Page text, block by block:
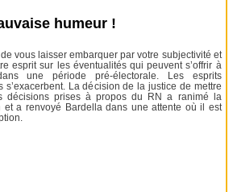
humeur !
vous laisser embarquer par votre subjectivité et
esprit sur les éventualités qui peuvent s’offrir à
une période pré-électorale. Les esprits
s’exacerbent. La décision de la justice de mettre
décisions prises à propos du RN a ranimé la
et a renvoyé Bardella dans une attente où il est